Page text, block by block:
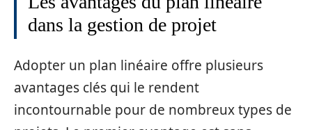
dans la gestion de projet
Adopter un plan linéaire offre plusieurs
avantages clés qui le rendent
incontournable pour de nombreux types de